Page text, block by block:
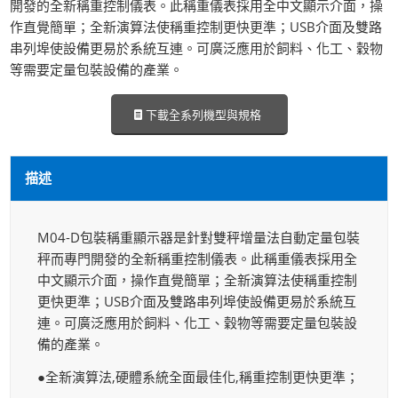
開發的全新稱重控制儀表。此稱重儀表採用全中文顯示介面，操
作直覺簡單；全新演算法使稱重控制更快更準；USB介面及雙路
串列埠使設備更易於系統互連。可廣泛應用於飼料、化工、穀物
等需要定量包裝設備的產業。
下載全系列機型與規格
描述
M04-D包裝稱重顯示器是針對雙秤增量法自動定量包裝
秤而專門開發的全新稱重控制儀表。此稱重儀表採用全
中文顯示介面，操作直覺簡單；全新演算法使稱重控制
更快更準；USB介面及雙路串列埠使設備更易於系統互
連。可廣泛應用於飼料、化工、穀物等需要定量包裝設
備的產業。
●全新演算法,硬體系統全面最佳化,稱重控制更快更準；